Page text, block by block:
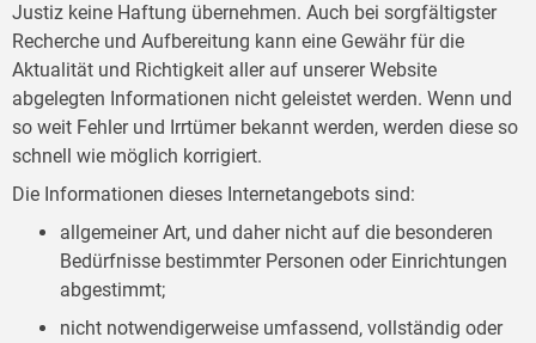
Justiz keine Haftung übernehmen. Auch bei sorgfältigster
Recherche und Aufbereitung kann eine Gewähr für die
Aktualität und Richtigkeit aller auf unserer Website
abgelegten Informationen nicht geleistet werden. Wenn und
so weit Fehler und Irrtümer bekannt werden, werden diese so
schnell wie möglich korrigiert.
Die Informationen dieses Internetangebots sind:
allgemeiner Art, und daher nicht auf die besonderen
Bedürfnisse bestimmter Personen oder Einrichtungen
abgestimmt;
nicht notwendigerweise umfassend, vollständig oder